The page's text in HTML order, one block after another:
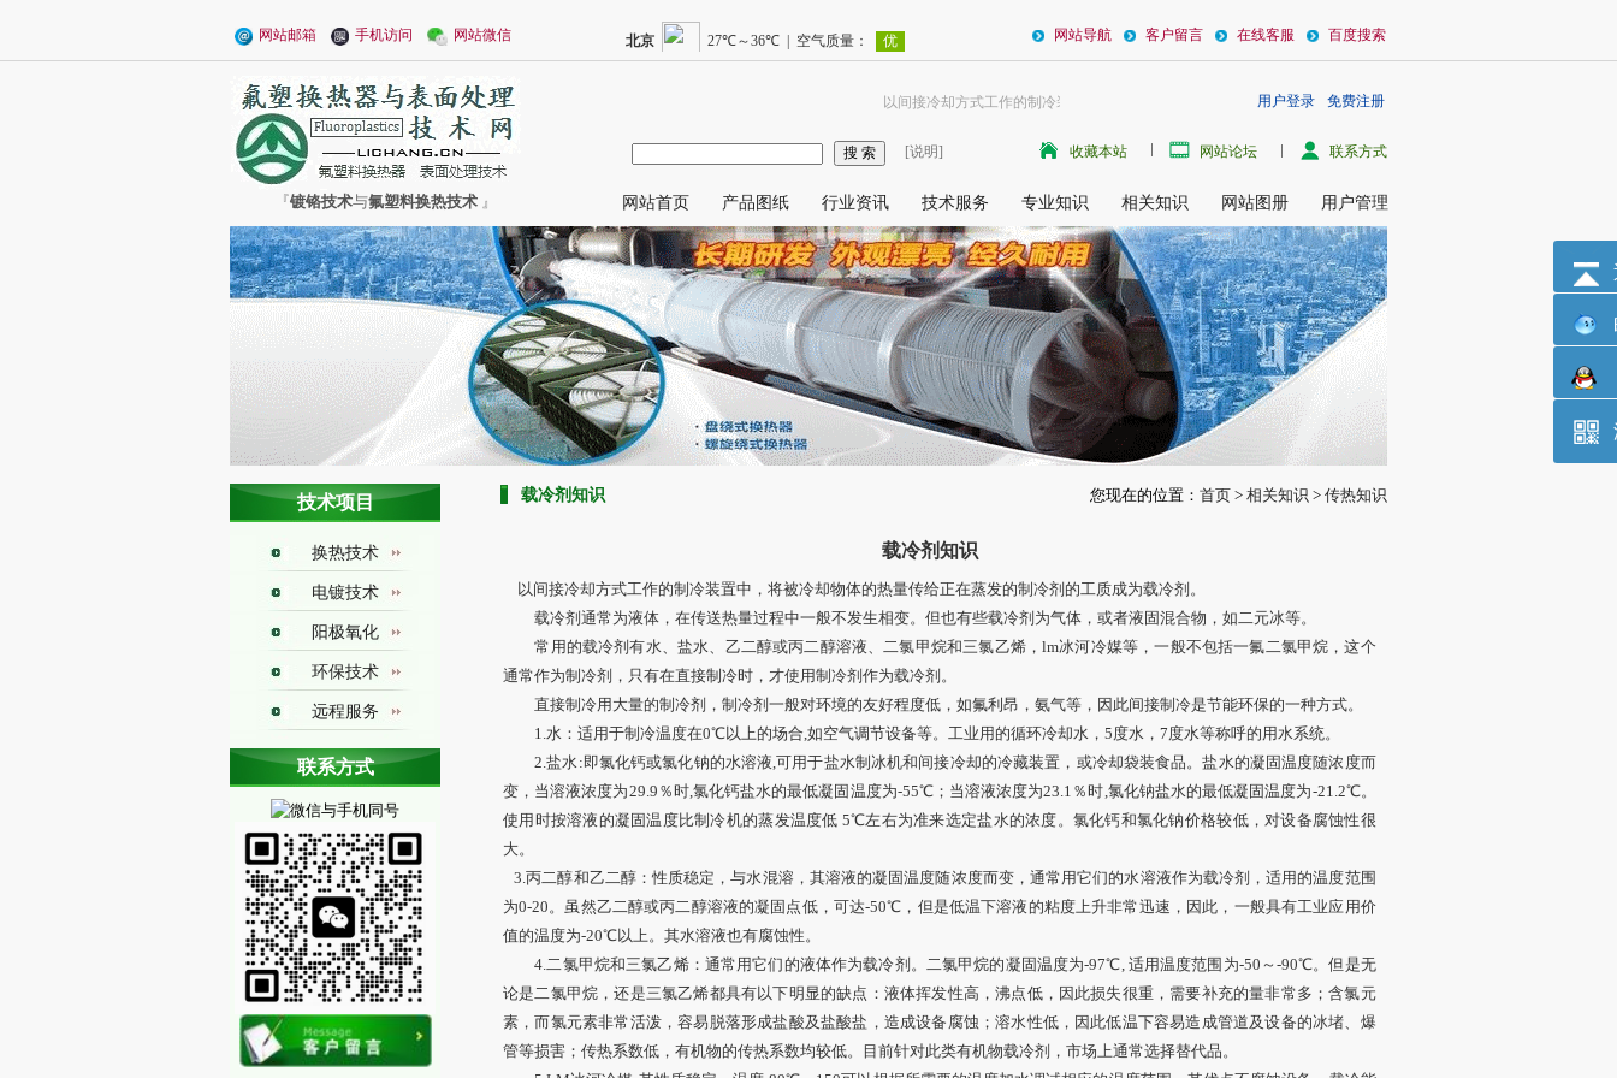
『镀铬技术与氟塑料换热技术 』
以间接冷却方式工作的制冷装置中，将被冷却物体的热量传给正在蒸发的制冷剂的工质成为载冷剂。 载冷剂通
用户登录 免费注册
[说明] 收藏本站 网站论坛 联系方式
网站首页 产品图纸 行业资讯 技术服务 专业知识 相关知识 网站图册 用户管理
技术项目
换热技术
电镀技术
阳极氧化
环保技术
远程服务
换热图册
铁氟龙换热器焊接技术
聚四氟乙烯焊接技术
聚四氟乙烯换热器制造技术
聚四氟乙烯换热器焊接技术
联系方式
载冷剂知识 您现在的位置： 首页 > 相关知识 > 传热知识
载冷剂知识
以间接冷却方式工作的制冷装置中，将被冷却物体的热量传给正在蒸发的制冷剂的工质成为载冷剂。
载冷剂通常为液体，在传送热量过程中一般不发生相变。但也有些载冷剂为气体，或者液固混合物，如二元冰等。
常用的载冷剂有水、盐水、乙二醇或丙二醇溶液、二氯甲烷和三氯乙烯，lm冰河冷媒等，一般不包括一氟二氯甲烷，这个
通常作为制冷剂，只有在直接制冷时，才使用制冷剂作为载冷剂。
直接制冷用大量的制冷剂，制冷剂一般对环境的友好程度低，如氟利昂，氨气等，因此间接制冷是节能环保的一种方式。
1.水：适用于制冷温度在0℃以上的场合,如空气调节设备等。工业用的循环冷却水，5度水，7度水等称呼的用水系统。
2.盐水:即氯化钙或氯化钠的水溶液,可用于盐水制冰机和间接冷却的冷藏装置，或冷却袋装食品。盐水的凝固温度随浓度而
变，当溶液浓度为29.9％时,氯化钙盐水的最低凝固温度为-55℃；当溶液浓度为23.1％时,氯化钠盐水的最低凝固温度为-21.2℃。
使用时按溶液的凝固温度比制冷机的蒸发温度低 5℃左右为准来选定盐水的浓度。氯化钙和氯化钠价格较低，对设备腐蚀性很
大。
3.丙二醇和乙二醇：性质稳定，与水混溶，其溶液的凝固温度随浓度而变，通常用它们的水溶液作为载冷剂，适用的温度范围
为0-20。虽然乙二醇或丙二醇溶液的凝固点低，可达-50℃，但是低温下溶液的粘度上升非常迅速，因此，一般具有工业应用价
值的温度为-20℃以上。其水溶液也有腐蚀性。
4.二氯甲烷和三氯乙烯：通常用它们的液体作为载冷剂。二氯甲烷的凝固温度为-97℃, 适用温度范围为-50～-90℃。但是无
论是二氯甲烷，还是三氯乙烯都具有以下明显的缺点：液体挥发性高，沸点低，因此损失很重，需要补充的量非常多；含氯元
素，而氯元素非常活泼，容易脱落形成盐酸及盐酸盐，造成设备腐蚀；溶水性低，因此低温下容易造成管道及设备的冰堵、爆
管等损害；传热系数低，有机物的传热系数均较低。目前针对此类有机物载冷剂，市场上通常选择替代品。
网站邮箱 手机访问 网站微信 网站导航 客户留言 在线客服 百度搜索